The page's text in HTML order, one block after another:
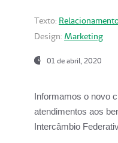
Texto:
Design: Marketing
01 de abril, 2020
Informamos o novo
atendimentos aos
Intercâmbio